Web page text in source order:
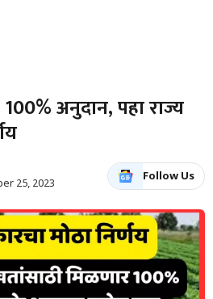
अनुदान, पहा राज्य
25, 2023
Follow Us